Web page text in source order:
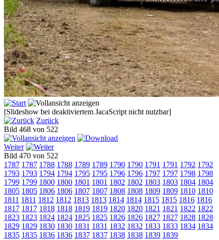
[Slideshow bei deaktiviertem JacaScript nicht nutzbar]
Zurück
Bild 468 von 522
Weiter
Bild 470 von 522
1787 1787 1788 1788 1789 1789 1790 1790 1791 1791 1792 1792
1793 1793 1794 1794 1795 1795 1796 1796 1797 1797 1798 1798
1799 1799 1800 1800 1801 1801 1802 1802 1803 1803 1804 1804
1805 1805 1806 1806 1807 1807 1808 1808 1809 1809 1810 1810
1811 1811 1812 1812 1813 1813 1814 1814 1815 1815 1816 1816
1817 1817 1818 1818 1819 1819 1820 1820 1821 1821 1822 1822
1823 1823 1824 1824 1825 1825 1826 1826 1827 1827 1828 1828
1829 1829 1830 1830 1831 1831 1832 1832 1833 1833 1834 1834
1835 1835 1836 1836 1837 1837 1838 1838 1839 1839